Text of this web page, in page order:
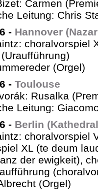
Carmen
Leitung: Chris
- Hannover
choralvorspiel
(Orgel)
- Toulouse
Rusalka
Leitung:
- Berlin
choralvorspiel
XL (te deum
der ewigkeit),
(Orgel)